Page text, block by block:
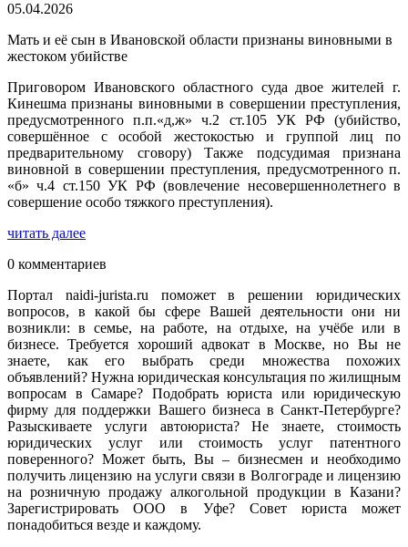
05.04.2026
Мать и её сын в Ивановской области признаны виновными в
жестоком убийстве
Приговором Ивановского областного суда двое жителей г.
Кинешма признаны виновными в совершении преступления,
предусмотренного п.п.«д,ж» ч.2 ст.105 УК РФ (убийство,
совершённое с особой жестокостью и группой лиц по
предварительному сговору) Также подсудимая признана
виновной в совершении преступления, предусмотренного п.
«б» ч.4 ст.150 УК РФ (вовлечение несовершеннолетнего в
совершение особо тяжкого преступления).
читать далее
0 комментариев
Портал naidi-jurista.ru поможет в решении юридических
вопросов, в какой бы сфере Вашей деятельности они ни
возникли: в семье, на работе, на отдыхе, на учёбе или в
бизнесе. Требуется хороший адвокат в Москве, но Вы не
знаете, как его выбрать среди множества похожих
объявлений? Нужна юридическая консультация по жилищным
вопросам в Самаре? Подобрать юриста или юридическую
фирму для поддержки Вашего бизнеса в Санкт-Петербурге?
Разыскиваете услуги автоюриста? Не знаете, стоимость
юридических услуг или стоимость услуг патентного
поверенного? Может быть, Вы – бизнесмен и необходимо
получить лицензию на услуги связи в Волгограде и лицензию
на розничную продажу алкогольной продукции в Казани?
Зарегистрировать ООО в Уфе? Совет юриста может
понадобиться везде и каждому.